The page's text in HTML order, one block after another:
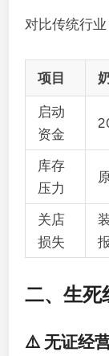
对比传统行业
项目
启动
资金
库存
压力
关店
损失
二、生死
⚠️ 无证经